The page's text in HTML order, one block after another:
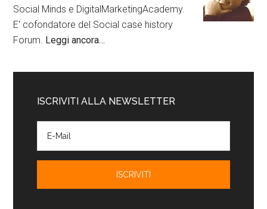
Social Minds e DigitalMarketingAcademy.
E' cofondatore del Social case history
Forum. Leggi ancora…
ISCRIVITI ALLA NEWSLETTER